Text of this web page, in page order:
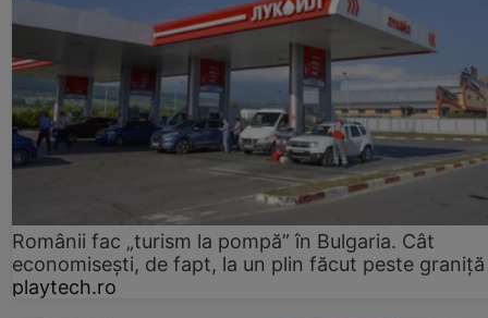
Românii fac „turism la pompă” în Bulgaria. Cât
economisești, de fapt, la un plin făcut peste graniță
playtech.ro